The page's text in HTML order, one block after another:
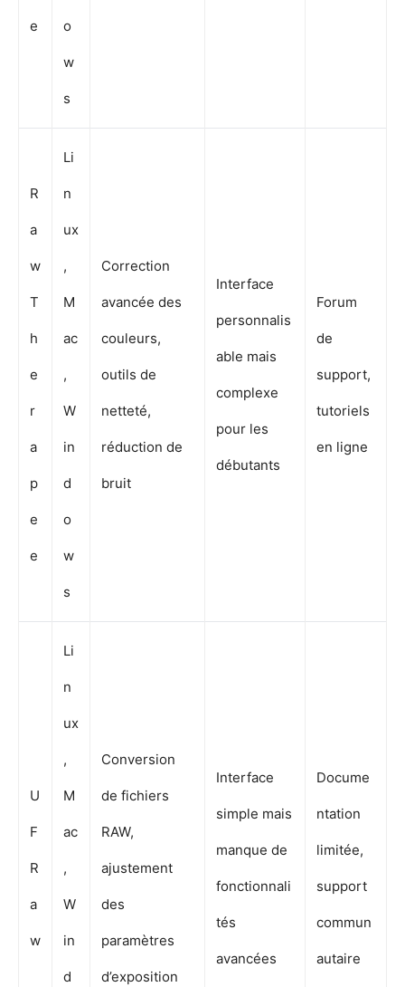
e o
w
s
R
a
w
T
h
e
r
a
p
e
e
Li
n
ux
,
M
ac
,
W
in
d
o
w
s
Correction
avancée des
couleurs,
outils de
netteté,
réduction de
bruit
Interface
personnalis
able mais
complexe
pour les
débutants
Forum
de
support,
tutoriels
en ligne
U
F
R
a
w
Li
n
ux
,
M
ac
,
W
in
d
Conversion
de fichiers
RAW,
ajustement
des
paramètres
d’exposition
Interface
simple mais
manque de
fonctionnali
tés
avancées
Docume
ntation
limitée,
support
commun
autaire